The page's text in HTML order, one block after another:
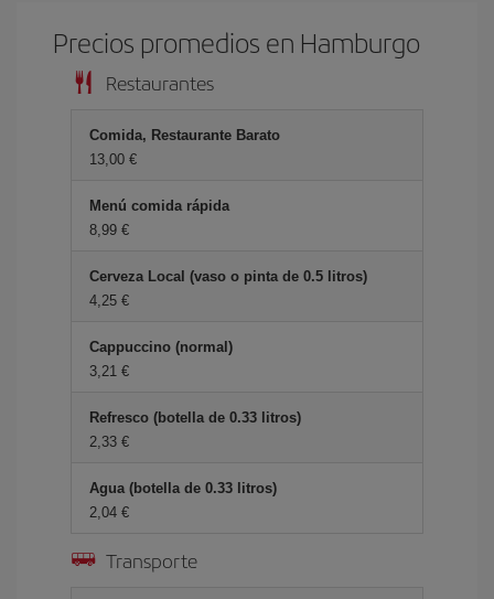
Precios promedios en Hamburgo
Restaurantes
Comida, Restaurante Barato
13,00 €
Menú comida rápida
8,99 €
Cerveza Local (vaso o pinta de 0.5 litros)
4,25 €
Cappuccino (normal)
3,21 €
Refresco (botella de 0.33 litros)
2,33 €
Agua (botella de 0.33 litros)
2,04 €
Transporte